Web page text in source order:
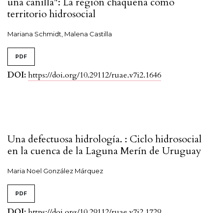
territorio hidrosocial
Mariana Schmidt, Malena Castilla
PDF
DOI: https://doi.org/10.29112/ruae.v7i2.1646
Una defectuosa hidrología. : Ciclo hidrosocial
en la cuenca de la Laguna Merín de Uruguay
Maria Noel González Márquez
PDF